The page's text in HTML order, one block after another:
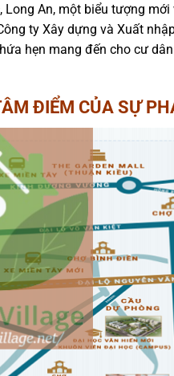
An, một biểu tượng
ty Xây dựng và Xuất
hẹn mang đến cho cư
ĐIỂM CỦA SỰ